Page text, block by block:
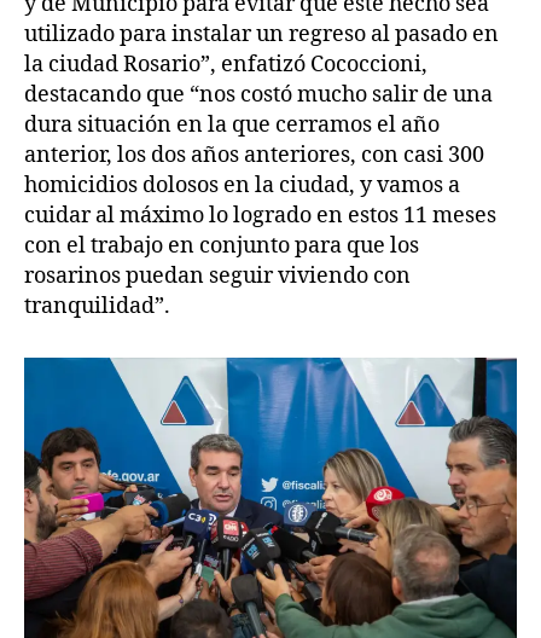
utilizado para instalar un regreso al pasado en
la ciudad Rosario”, enfatizó Cococcioni,
destacando que “nos costó mucho salir de una
dura situación en la que cerramos el año
anterior, los dos años anteriores, con casi 300
homicidios dolosos en la ciudad, y vamos a
cuidar al máximo lo logrado en estos 11 meses
con el trabajo en conjunto para que los
rosarinos puedan seguir viviendo con
tranquilidad”.